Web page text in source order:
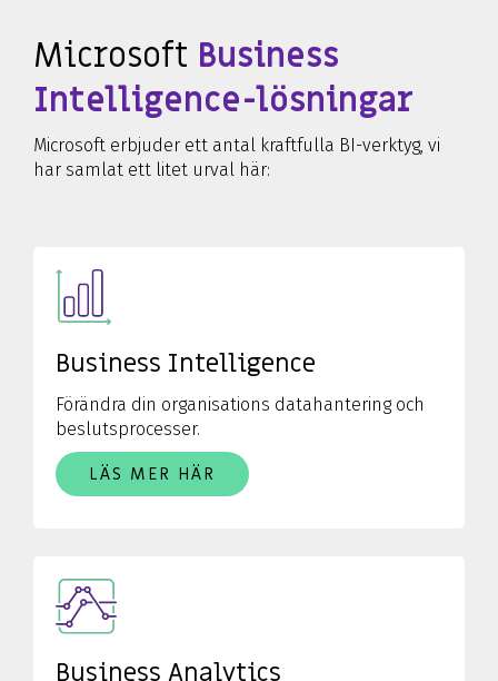
Microsoft Business
Intelligence-lösningar
Microsoft erbjuder ett antal kraftfulla BI-verktyg, vi
har samlat ett litet urval här:
Business Intelligence
Förändra din organisations datahantering och
beslutsprocesser.
LÄS MER HÄR
Business Analytics